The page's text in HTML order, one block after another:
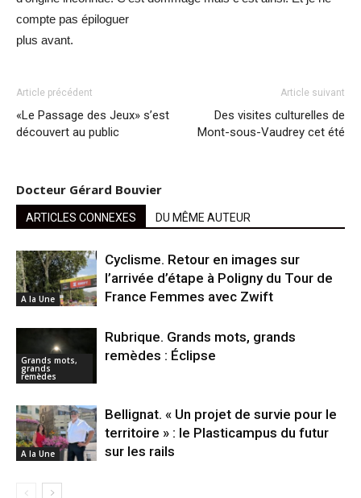
compte pas épiloguer
plus avant.
Article précédent
«Le Passage des Jeux» s’est
découvert au public
Article suivant
Des visites culturelles de
Mont-sous-Vaudrey cet été
Docteur Gérard Bouvier
ARTICLES CONNEXES DU MÊME AUTEUR
A la Une
Cyclisme. Retour en images sur
l’arrivée d’étape à Poligny du Tour de
France Femmes avec Zwift
Grands mots,
grands
remèdes
Rubrique. Grands mots, grands
remèdes : Éclipse
A la Une
Bellignat. « Un projet de survie pour le
territoire » : le Plasticampus du futur
sur les rails